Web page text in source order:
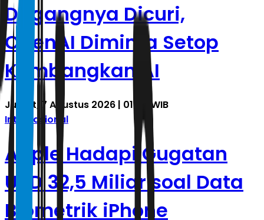
Dagangnya Dicuri,
OpenAI Diminta Setop
Kembangkan AI
Jumat, 7 Agustus 2026 | 01.00 WIB
Internasional
Apple Hadapi Gugatan
USD 32,5 Miliar soal Data
Biometrik iPhone